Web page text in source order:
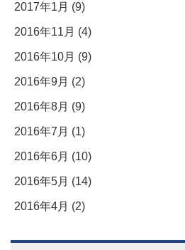
2017年1月 (9)
2016年11月 (4)
2016年10月 (9)
2016年9月 (2)
2016年8月 (9)
2016年7月 (1)
2016年6月 (10)
2016年5月 (14)
2016年4月 (2)